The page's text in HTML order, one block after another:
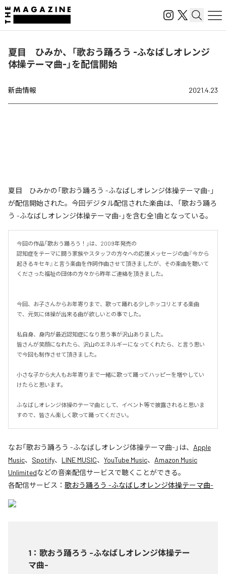
夏目 ひみか、「歌おう踊ろう -ふなばしオレンジ
体操テーマ曲-」を配信開始
新曲情報 2021.4.23
夏目 ひみかの「歌おう踊ろう -ふなばしオレンジ体操テーマ曲-」
が配信開始された。今回デジタル配信された楽曲は、「歌おう踊ろ
う -ふなばしオレンジ体操テーマ曲-」を含む全1曲となっている。
今回の作品「歌おう踊ろう！」は、2009年発売の
認知症をテーマに闘う家族やスタッフの方々への応援メッセージの曲『今から
起きるキセキ』と言う楽曲を作詞作曲させて頂きましたが、その楽曲を聴いて
くださった福祉の団体の方々から昨年ご連絡を頂きました。
今回、お子さんからお年寄りまで、歌って踊れる少しホッコリとする楽曲
で、元気に体操が出来る曲が欲しいとの事でした。
私自身、身内が最近認知症になり思う事が沢山ありました。
皆さんが笑顔になれたら、沢山のエネルギーになってくれたら、と言う思い
で今回も制作させて頂きました。
小さな子から大人もお年寄りまで一緒に歌って踊ってハッピーを増やしてい
けたらと思います。
ふなばしオレンジ体操のテーマ曲として、イベント等で披露されると思いま
すので、皆さん楽しく歌って踊ってください。
なお「歌おう踊ろう -ふなばしオレンジ体操テーマ曲- 」は、 Apple
Music、 Spotify、 LINE MUSIC、 YouTube Music、 Amazon Music
Unlimitedなどの音楽配信サービスで聴くことができる。
各配信サービス： 歌おう踊ろう -ふなばしオレンジ体操テーマ曲-
1 ： 歌おう踊ろう -ふなばしオレンジ体操テー
マ曲-